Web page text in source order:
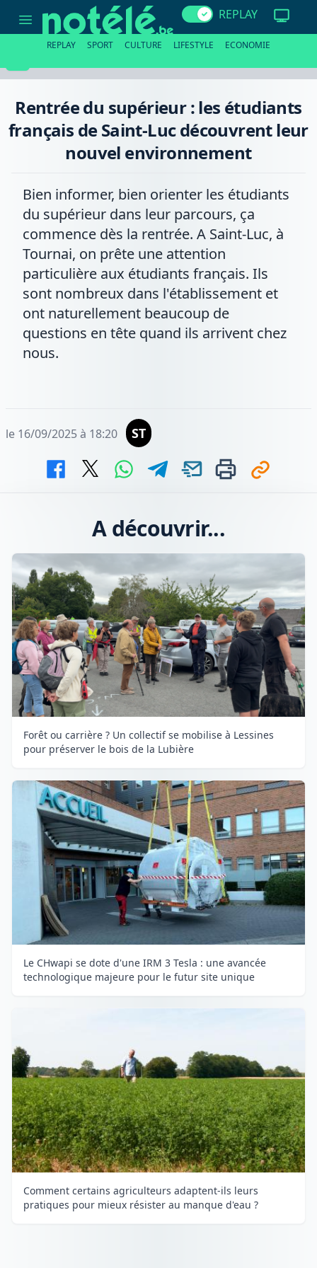
supérieur
français
leur
REPLAY
REPLAY SPORT CULTURE LIFESTYLE ECONOMIE
Rentrée du supérieur : les étudiants
français de Saint-Luc découvrent leur
nouvel environnement
Bien informer, bien orienter les étudiants
du supérieur dans leur parcours, ça
commence dès la rentrée. A Saint-Luc, à
Tournai, on prête une attention
particulière aux étudiants français. Ils
sont nombreux dans l'établissement et
ont naturellement beaucoup de
questions en tête quand ils arrivent chez
nous.
le 16/09/2025 à 18:20 ST
A découvrir...
Forêt ou carrière ? Un collectif se mobilise à Lessines
pour préserver le bois de la Lubière
Le CHwapi se dote d'une IRM 3 Tesla : une avancée
technologique majeure pour le futur site unique
Comment certains agriculteurs adaptent-ils leurs
pratiques pour mieux résister au manque d'eau ?